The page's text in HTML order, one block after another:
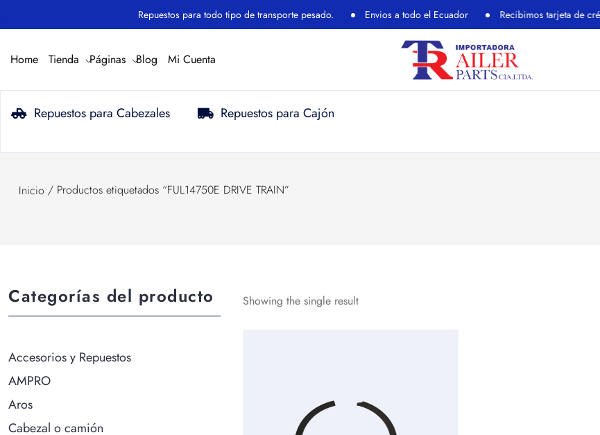
Repuestos para todo tipo de transporte pesado. Envios a todo el Ecuador Recibimos tarjeta de crédito
Home Tienda Páginas Blog Mi Cuenta
Repuestos para Cabezales Repuestos para Cajón
Inicio / Productos etiquetados “FUL14750E DRIVE TRAIN”
Categorías del producto
Accesorios y Repuestos
AMPRO
Aros
Cabezal o camión
Showing the single result